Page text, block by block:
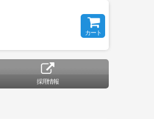
カート
採用情報